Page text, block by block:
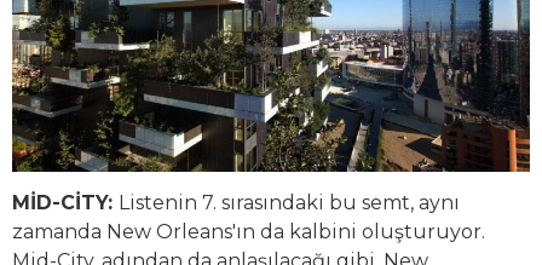
MİD-CİTY: Listenin 7. sırasındaki bu semt, aynı
zamanda New Orleans'ın da kalbini oluşturuyor.